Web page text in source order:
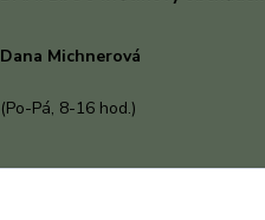
Dana Michnerová
(Po-Pá, 8-16 hod.)